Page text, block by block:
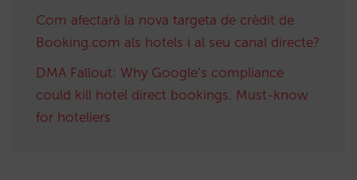
Com afectarà la nova targeta de crèdit de
Booking.com als hotels i al seu canal directe?
DMA Fallout: Why Google’s compliance
could kill hotel direct bookings. Must-know
for hoteliers